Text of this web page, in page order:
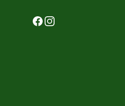
Facebook
Instagram